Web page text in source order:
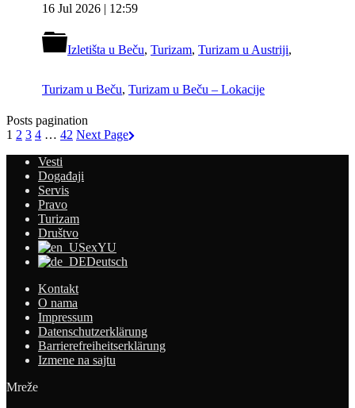
16 Jul 2026 | 12:59
Izletišta u Beču, Turizam, Turizam u Austriji,
Turizam u Beču, Turizam u Beču – Lokacije
Posts pagination
1 2 3 4 … 42 Next Page
Vesti
Događaji
Servis
Pravo
Turizam
Društvo
exYU
Deutsch
Kontakt
O nama
Impressum
Datenschutzerklärung
Barrierefreiheitserklärung
Izmene na sajtu
Mreže